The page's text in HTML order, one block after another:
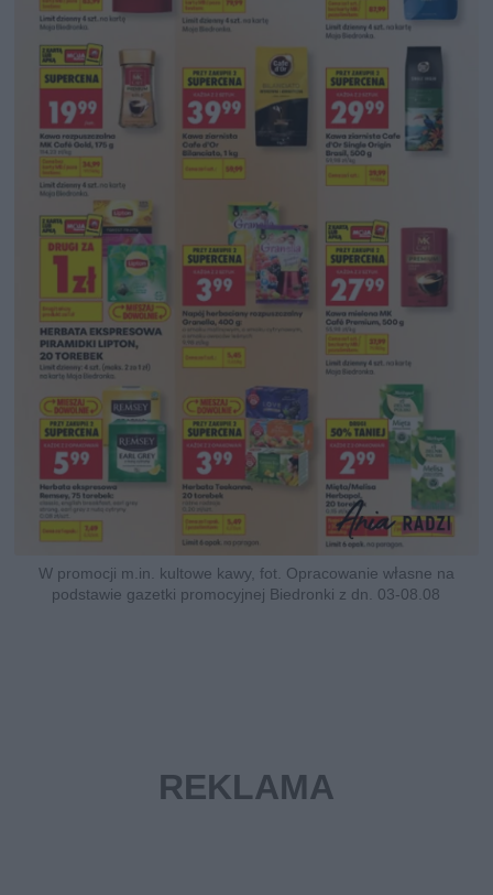
W promocji m.in. kultowe kawy, fot. Opracowanie własne na
podstawie gazetki promocyjnej Biedronki z dn. 03-08.08